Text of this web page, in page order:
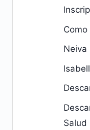
Neiva
Salud